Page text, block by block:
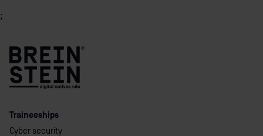
;
Traineeships
Cyber security